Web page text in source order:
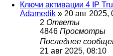
Ключи активации 4 IP
Adamedik » 20 авг 2025,
2 Ответы
4846 Просмотры
Последнее
21 авг 2025, 08:10